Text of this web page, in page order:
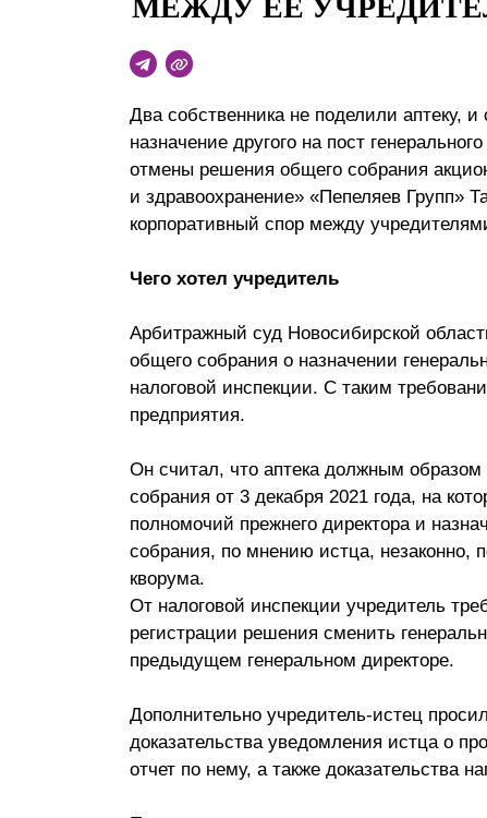
Почему «Пепеляев Групп»?
Обращение Управляющего
ответственность
МЕЖДУ ЕЕ
Два собственника не поделили аптеку,
назначение другого на пост
отмены решения общего собрания
и здравоохранение» «Пепеляев Групп»
корпоративный спор между
Чего хотел учредитель
Арбитражный суд Новосибирской
общего собрания о назначении
налоговой инспекции. С таким
предприятия.
Он считал, что аптека должным
собрания от 3 декабря 2021 года, на
полномочий прежнего директора и
собрания, по мнению истца, незаконно,
кворума.
От налоговой инспекции учредитель
регистрации решения сменить
предыдущем генеральном директоре.
Дополнительно учредитель-истец
доказательства уведомления истца о
отчет по нему, а также доказательства